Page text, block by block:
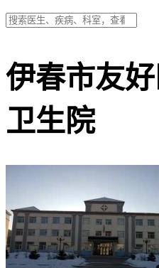
伊春市友
卫生院